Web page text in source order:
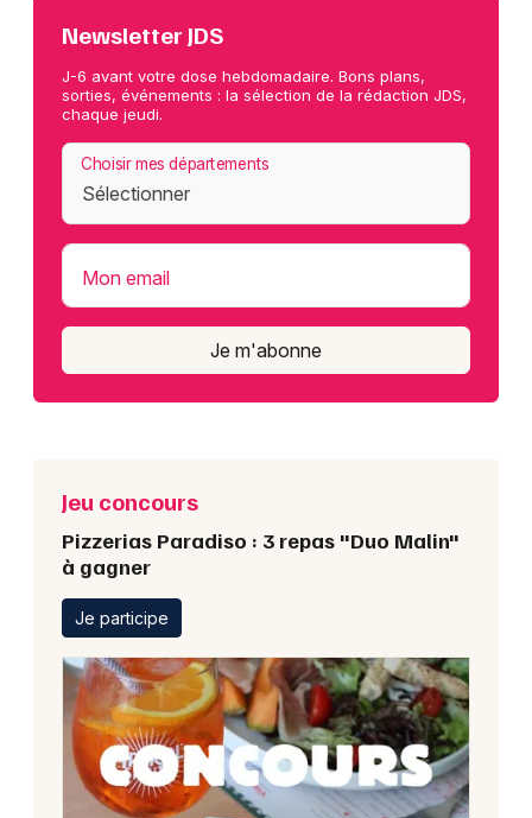
Newsletter JDS
J-6 avant votre dose hebdomadaire. Bons plans,
sorties, événements : la sélection de la rédaction JDS,
chaque jeudi.
Choisir mes départements
Mon email
Je m'abonne
Jeu concours
Pizzerias Paradiso : 3 repas "Duo Malin"
à gagner
Je participe